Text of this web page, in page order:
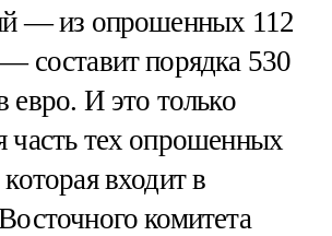
— из опрошенных 112
составит порядка 530
евро. И это только
часть тех опрошенных
входит в
комитета